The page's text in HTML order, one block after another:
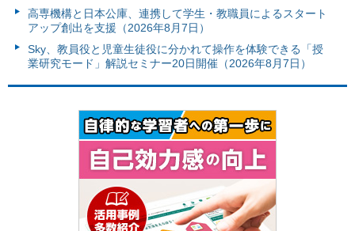
高専機構と日本公庫、連携して学生・教職員によるスタート
アップ創出を支援（2026年8月7日）
Sky、教員役と児童生徒役に分かれて操作を体験できる「授
業研究モード」解説セミナー20日開催（2026年8月7日）